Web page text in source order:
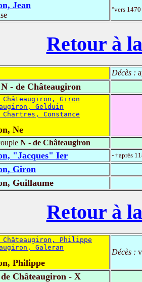
Jean °vers
Retour à
Décès :
- de Châteaugiron
Châteaugiron, Giron
Gelduin
Chartres, Constance
Ne
N - de Châteaugiron
"Jacques" Ier - †après
Giron
Guillaume
Retour à
Châteaugiron, Philippe
Galeran
Philippe
Décès :
Châteaugiron - X